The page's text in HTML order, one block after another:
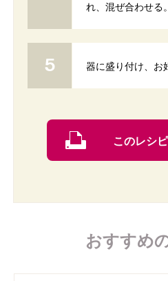
れ、混ぜ合わせる。
器に盛り付け、お
このレシ
おすすめ